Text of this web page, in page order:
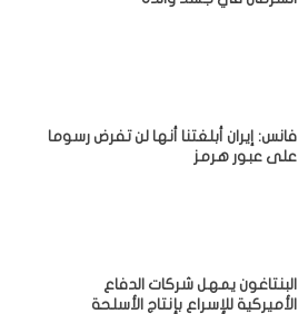
فانس: إيران أبلغتنا أنها لن تفرض رسوما
على عبور هرمز
البنتاغون يمهل شركات الدفاع
الأميركية للإسراع بإنتاج الأسلحة